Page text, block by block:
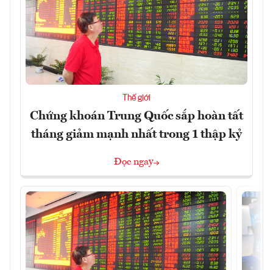
Thế giới
Chứng khoán Trung Quốc sắp hoàn tất
tháng giảm mạnh nhất trong 1 thập kỷ
Đọc ngay